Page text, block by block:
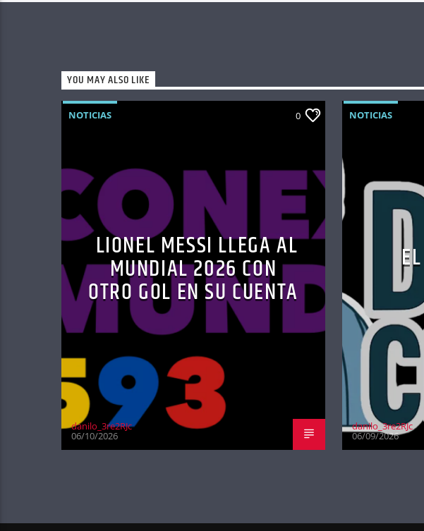
YOU MAY ALSO LIKE
NOTICIAS 0
LIONEL MESSI LLEGA AL
MUNDIAL 2026 CON
OTRO GOL EN SU CUENTA
danilo_3re2RJc
06/10/2026
NOTICIAS
danilo_3re2RJc
06/09/2026